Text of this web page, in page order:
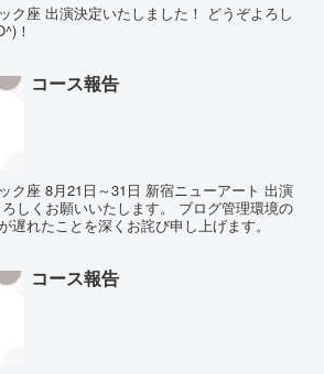
ク座 出演決定いたしました！ どうぞよろし
！
コース報告
ク座 8月21日～31日 新宿ニューアート 出演
しくお願いいたします。 ブログ管理環境の
遅れたことを深くお詫び申し上げます。
コース報告